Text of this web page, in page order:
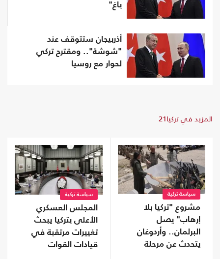
باغ"
أذربيجان ستتوقف عند
"شوشة".. ومقترح تركي
لحوار مع روسيا
المزيد في تركيا21
سياسة تركية
مشروع "تركيا بلا
إرهاب" يصل
البرلمان.. وأردوغان
يتحدث عن مرحلة
سياسة تركية
المجلس العسكري
الأعلى بتركيا يبحث
تغييرات مرتقبة في
قيادات القوات